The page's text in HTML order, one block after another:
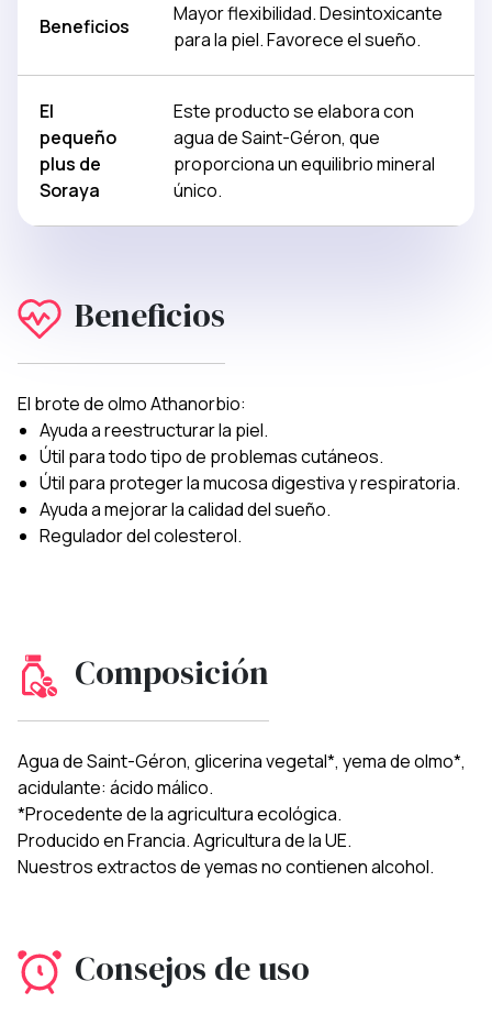
Beneficios
Mayor flexibilidad. Desintoxicante
para la piel. Favorece el sueño.
El
pequeño
plus de
Soraya
Este producto se elabora con
agua de Saint-Géron, que
proporciona un equilibrio mineral
único.
Beneficios
El brote de olmo Athanorbio:
Ayuda a reestructurar la piel.
Útil para todo tipo de problemas cutáneos.
Útil para proteger la mucosa digestiva y respiratoria.
Ayuda a mejorar la calidad del sueño.
Regulador del colesterol.
Composición
Agua de Saint-Géron, glicerina vegetal*, yema de olmo*,
acidulante: ácido málico.
*Procedente de la agricultura ecológica.
Producido en Francia. Agricultura de la UE.
Nuestros extractos de yemas no contienen alcohol.
Consejos de uso